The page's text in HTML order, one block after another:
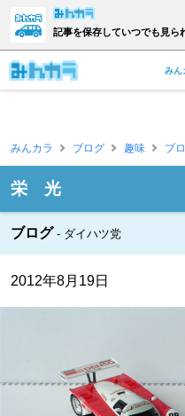
記事を保存していつでも見ら
みん
みんカラ ブログ 趣味 ブ
栄 光
ブログ ダイハツ党
2012年8月19日